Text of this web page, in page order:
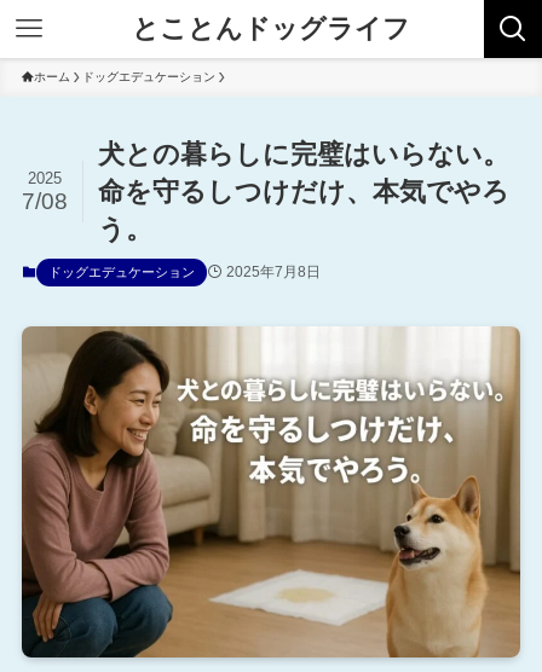
とことんドッグライフ
ホーム ドッグエデュケーション
犬との暮らしに完璧はいらない。
命を守るしつけだけ、本気でやろ
う。
2025
7/08
ドッグエデュケーション 2025年7月8日